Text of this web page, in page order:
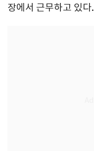
장에서 근무하고 있다.